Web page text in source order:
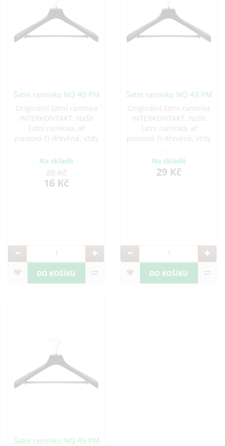
Šatní ramínko NQ 40 PM
Originální šatní ramínka
INTERKONTAKT. Naše
šatní ramínka, ať
plastová či dřevěná, vždy
oblečení s tou největší
oděvy s designovými
ramínky a léty
Na skladě
16 Kč
DO KOŠÍKU
Šatní ramínko NQ 43 PM
Originální šatní ramínka
INTERKONTAKT. Naše
šatní ramínka, ať
plastová či dřevěná, vždy
oblečení s tou největší
opatrností. Hýčkejte své
oděvy s designovými
Na skladě
29 Kč
DO KOŠÍKU
Šatní ramínko NQ 46 PM